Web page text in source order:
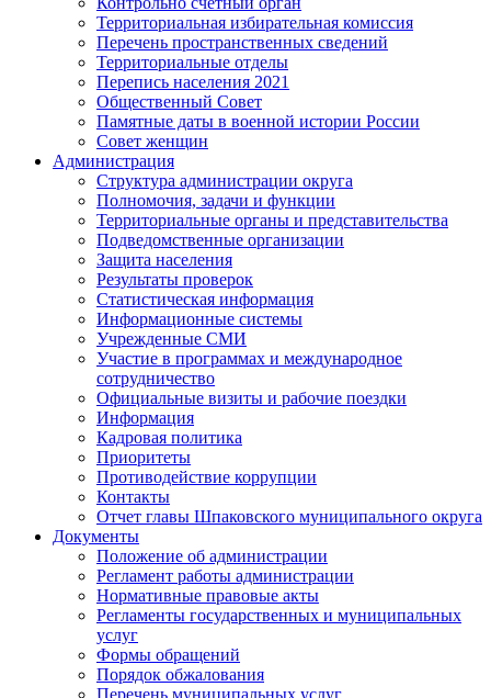
Территориальная избирательная комиссия
Перечень пространственных сведений
Территориальные отделы
Перепись населения 2021
Общественный Совет
Памятные даты в военной истории России
Совет женщин
Администрация
Структура администрации округа
Полномочия, задачи и функции
Территориальные органы и представительства
Подведомственные организации
Защита населения
Результаты проверок
Статистическая информация
Информационные системы
Учрежденные СМИ
Участие в программах и международное
сотрудничество
Официальные визиты и рабочие поездки
Информация
Кадровая политика
Приоритеты
Противодействие коррупции
Контакты
Отчет главы Шпаковского муниципального округа
Документы
Положение об администрации
Регламент работы администрации
Нормативные правовые акты
Регламенты государственных и муниципальных
услуг
Формы обращений
Порядок обжалования